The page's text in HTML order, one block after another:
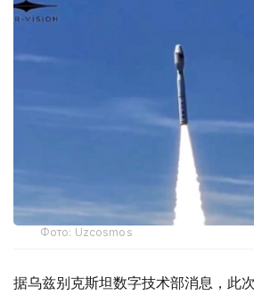
Фото: Uzcosmos
据乌兹别克斯坦数字技术部消息，此